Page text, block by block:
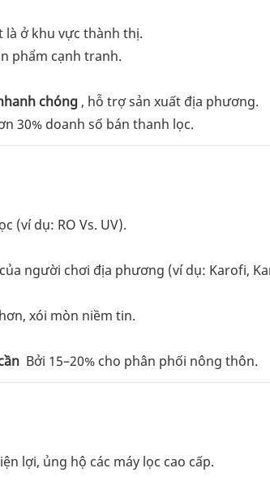
là ở khu vực thành thị.
phẩm cạnh tranh.
chóng , hỗ trợ sản xuất địa phương.
30% doanh số bán thanh lọc.
(ví dụ: RO Vs. UV).
người chơi địa phương (ví dụ: Karofi,
xói mòn niềm tin.
Bởi 15–20% cho phân phối nông thôn.
lợi, ủng hộ các máy lọc cao cấp.